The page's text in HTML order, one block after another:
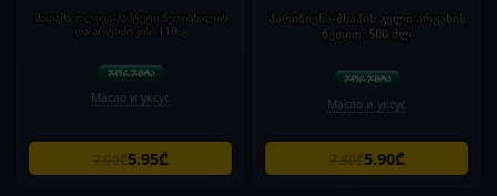
მადამა ოლივა-პაშტეტი ზეთისხილის
და არტიშოკის .110 გ
Масло и уксус
7.90₾5.95₾
პარიზიენა-შხაპის გელი არგანის
ზეთით. 500 მლ
Масло и уксус
7.80₾5.90₾